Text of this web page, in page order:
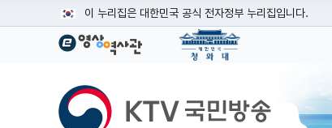
이 누리집은 대한민국 공식 전자정부 누리집입니다.
공식 누리집 주소 확인하기
이밖에 or.kr 또는 .kr등 다른 도메인 주소를 사용하고 있
운영중인 공식 누리집보기
KTV국민방송